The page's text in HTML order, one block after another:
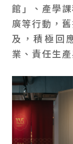
館」、產學
廣等行動，
及，積極回
業、責任生